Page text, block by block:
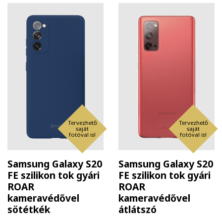
Tervezhető
saját
fotóval is!
Samsung Galaxy S20
FE szilikon tok gyári
ROAR
kameravédővel
sötétkék
Tervezhető
saját
fotóval is!
Samsung Galaxy S20
FE szilikon tok gyári
ROAR
kameravédővel
átlátszó